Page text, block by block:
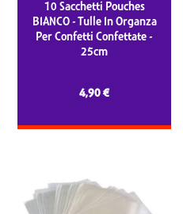
10 Sacchetti Pouches
BIANCO - Tulle In Organza
Per Confetti Confettate -
25cm
4,90 €